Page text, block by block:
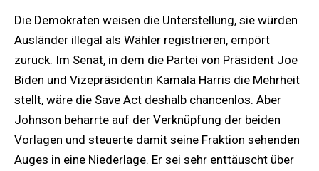
Die Demokraten weisen die Unterstellung, sie würden
Ausländer illegal als Wähler registrieren, empört
zurück. Im Senat, in dem die Partei von Präsident Joe
Biden und Vizepräsidentin Kamala Harris die Mehrheit
stellt, wäre die Save Act deshalb chancenlos. Aber
Johnson beharrte auf der Verknüpfung der beiden
Vorlagen und steuerte damit seine Fraktion sehenden
Auges in eine Niederlage. Er sei sehr enttäuscht über